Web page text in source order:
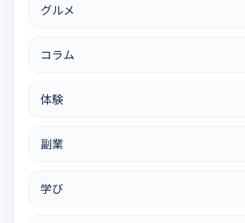
グルメ
コラム
体験
副業
学び